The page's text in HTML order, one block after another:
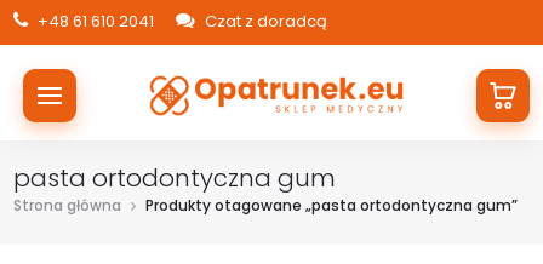
+48 61 610 2041 Czat z doradcą
pasta ortodontyczna gum
Strona główna Produkty otagowane „pasta ortodontyczna gum”